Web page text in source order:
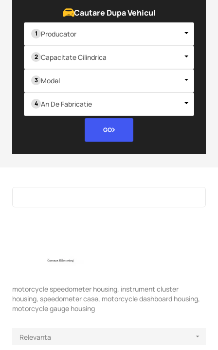
Cautare Dupa Vehicul
Producator
Capacitate Cilindrica
Model
An De Fabricatie
GO
motorcycle speedometer housing, instrument cluster
housing, speedometer case, motorcycle dashboard housing,
motorcycle gauge housing
Relevanta 